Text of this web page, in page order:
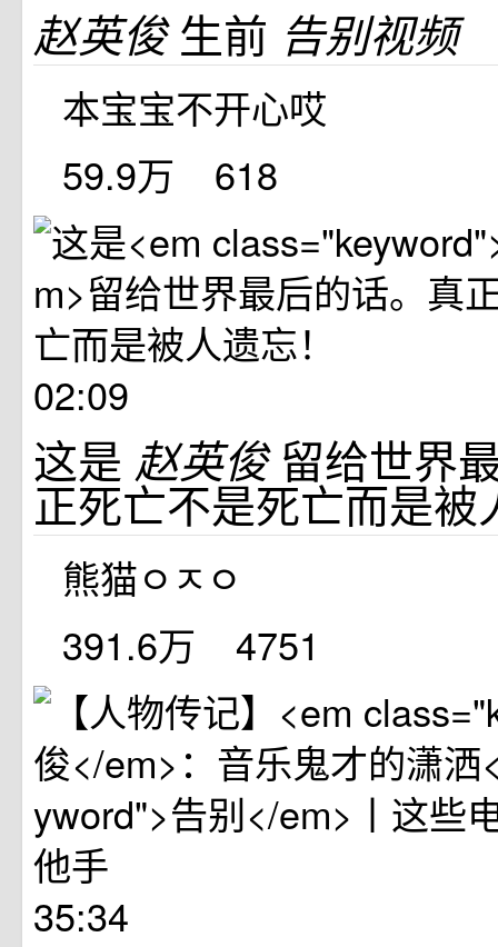
赵英俊生前 告别视频
本宝宝不开心哎
59.9万
618
02:09
这是 赵英俊留给世界
正死亡不是死亡而是被
熊猫ㅇㅈㅇ
391.6万
4751
35:34